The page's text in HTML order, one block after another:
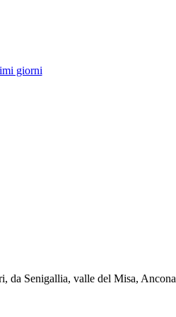
giorni
da Senigallia, valle del Misa, Ancona